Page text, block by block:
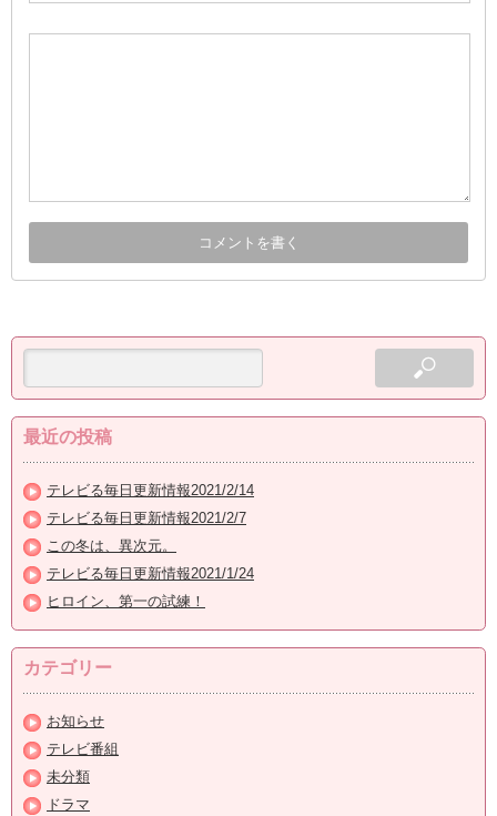
最近の投稿
テレビる毎日更新情報2021/2/14
テレビる毎日更新情報2021/2/7
この冬は、異次元。
テレビる毎日更新情報2021/1/24
ヒロイン、第一の試練！
カテゴリー
お知らせ
テレビ番組
未分類
ドラマ